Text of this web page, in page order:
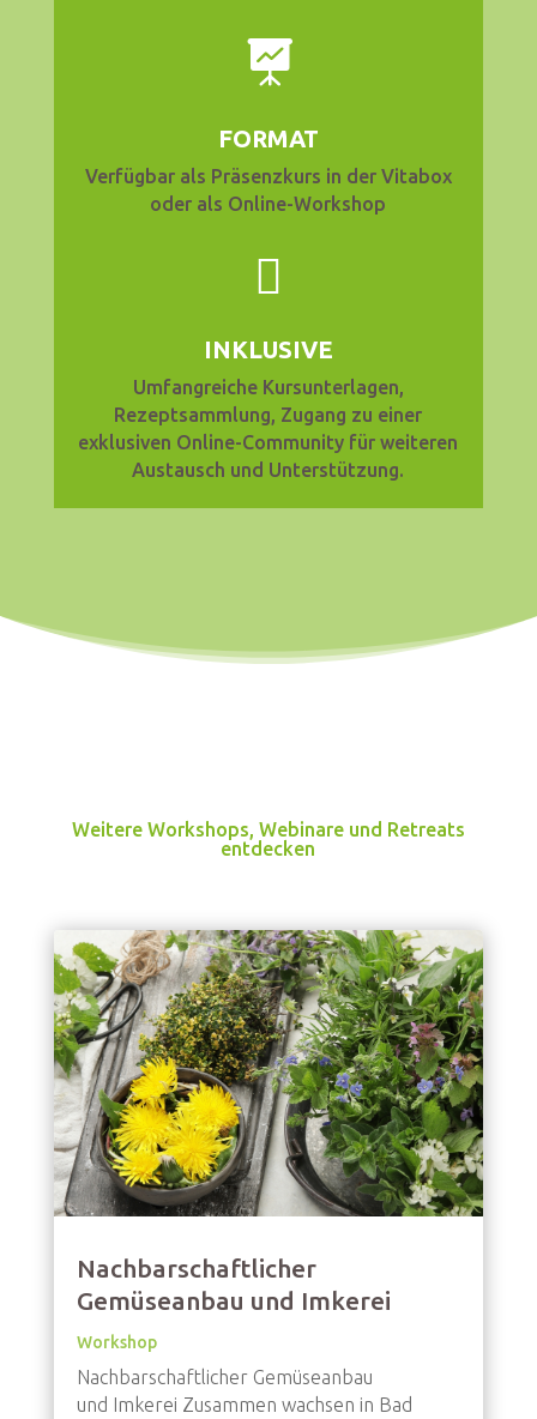

FORMAT
Verfügbar als Präsenzkurs in der Vitabox
oder als Online-Workshop

INKLUSIVE
Umfangreiche Kursunterlagen,
Rezeptsammlung, Zugang zu einer
exklusiven Online-Community für weiteren
Austausch und Unterstützung.
Weitere Workshops, Webinare und Retreats
entdecken
Nachbarschaftlicher
Gemüseanbau und Imkerei
Workshop
Nachbarschaftlicher Gemüseanbau
und Imkerei Zusammen wachsen in Bad